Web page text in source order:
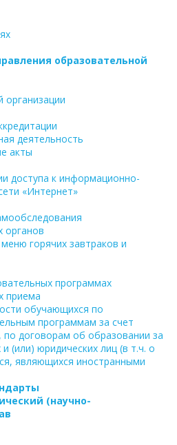
образовательной
организации
деятельность
акты
доступа к информационно-
«Интернет»
органов
горячих завтраков и
программах
приема
обучающихся по
программам за счет
договорам об образовании за
(или) юридических лиц (в т.ч. о
являющихся иностранными
(научно-